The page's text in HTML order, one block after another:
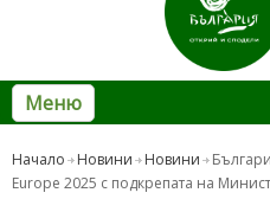
Меню
Начало Новини Новини
Europe 2025 с подкрепата на